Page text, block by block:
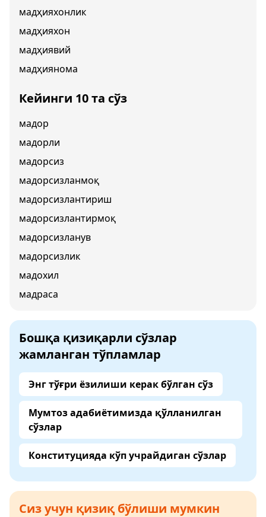
мадҳияхонлик
мадҳияхон
мадҳиявий
мадҳиянома
Кейинги 10 та сўз
мадор
мадорли
мадорсиз
мадорсизланмоқ
мадорсизлантириш
мадорсизлантирмоқ
мадорсизланув
мадорсизлик
мадохил
мадраса
Бошқа қизиқарли сўзлар
жамланган тўпламлар
Энг тўғри ёзилиши керак бўлган сўз
Мумтоз адабиётимизда қўлланилган
сўзлар
Конституцияда кўп учрайдиган сўзлар
Сиз учун қизиқ бўлиши мумкин